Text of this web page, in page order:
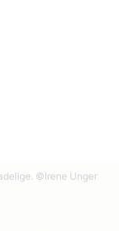
©Irene Unger